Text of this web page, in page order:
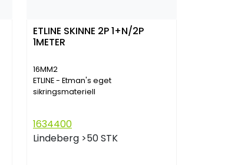
ETLINE SKINNE 2P 1+N/2P
1METER
16MM2
ETLINE - Etman's eget
sikringsmateriell
1634400
Lindeberg >50 STK